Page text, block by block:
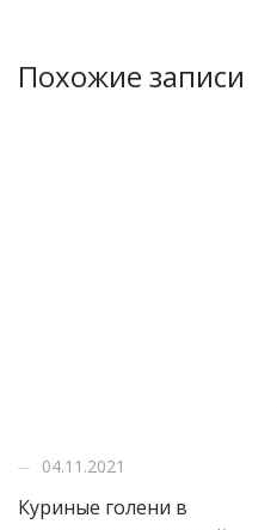
Похожие записи
04.11.2021
Куриные голени в